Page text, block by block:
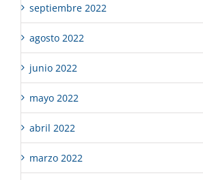
septiembre 2022
agosto 2022
junio 2022
mayo 2022
abril 2022
marzo 2022